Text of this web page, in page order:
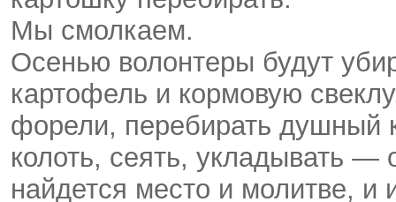
Мы смолкаем.
Осенью волонтеры будут
картофель и кормовую
форели, перебирать душный
колоть, сеять, укладывать —
найдется место и молитве, и